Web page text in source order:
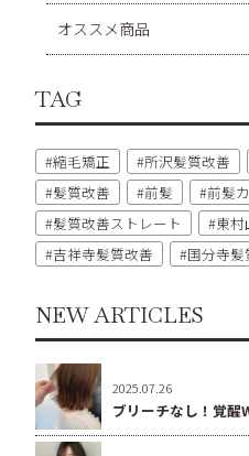
オススメ商品
TAG
縮毛矯正 所沢髪質改善
髪質改善
前髪
前髪
髪質改善ストレート
東村
吉祥寺髪質改善
国分寺髪
NEW ARTICLES
2025.07.26
ブリーチなし！覚醒